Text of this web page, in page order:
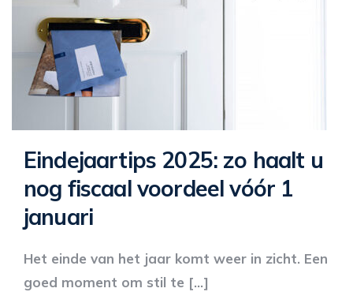
Eindejaartips 2025: zo haalt u
nog fiscaal voordeel vóór 1
januari
Het einde van het jaar komt weer in zicht. Een
goed moment om stil te [...]